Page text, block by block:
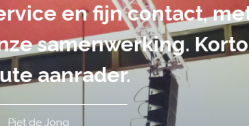
De audiovisuele
volledig uit handen
tot in de